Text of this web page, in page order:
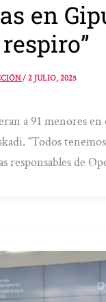
en
/2 JULIO, 2025
a 91 menores
“Todos
responsables de